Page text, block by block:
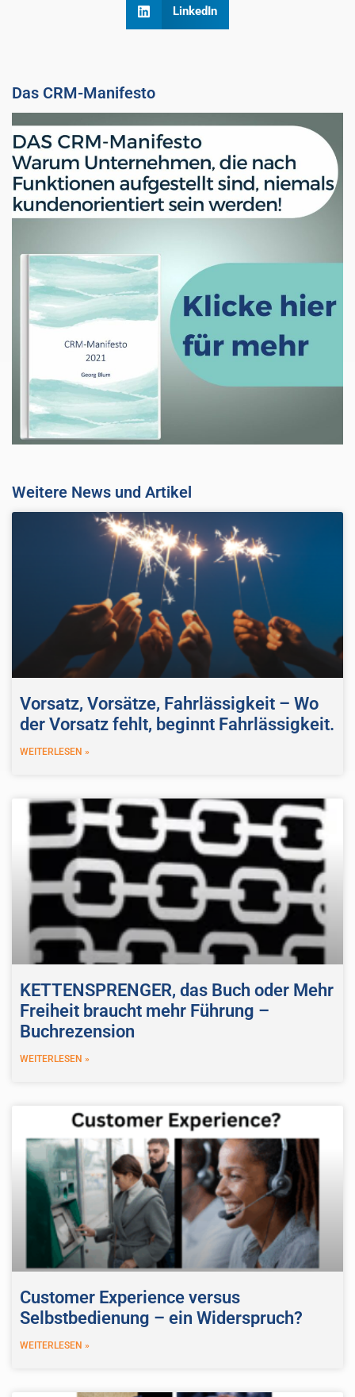
LinkedIn
Das CRM-Manifesto
Weitere News und Artikel
Vorsatz, Vorsätze, Fahrlässigkeit – Wo
der Vorsatz fehlt, beginnt Fahrlässigkeit.
WEITERLESEN »
KETTENSPRENGER, das Buch oder Mehr
Freiheit braucht mehr Führung –
Buchrezension
WEITERLESEN »
Customer Experience versus
Selbstbedienung – ein Widerspruch?
WEITERLESEN »